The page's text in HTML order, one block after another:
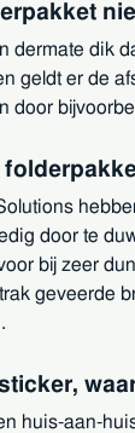
dermate dik
geldt er de
door
door te
bij zeer
geveerde
sticker,
huis-aan-